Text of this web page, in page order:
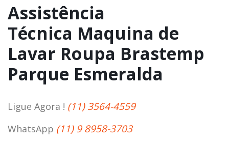
Assistência
Técnica Maquina de
Lavar Roupa Brastemp
Parque Esmeralda
Ligue Agora ! (11) 3564-4559
WhatsApp (11) 9 8958-3703